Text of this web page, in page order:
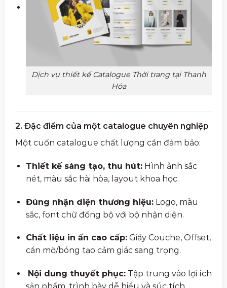
Dịch vụ thiết kế Catalogue Thời trang tại Thanh
Hóa
2. Đặc điểm của một catalogue chuyên nghiệp
Một cuốn catalogue chất lượng cần đảm bảo:
Thiết kế sáng tạo, thu hút:Hình ảnh sắc
nét, màu sắc hài hòa, layout khoa học.
Đúng nhận diện thương hiệu:Logo, màu
sắc, font chữ đồng bộ với bộ nhận diện.
Chất liệu in ấn cao cấp:Giấy Couche, Offset,
cán mờ/bóng tạo cảm giác sang trọng.
Nội dung thuyết phục:Tập trung vào lợi ích